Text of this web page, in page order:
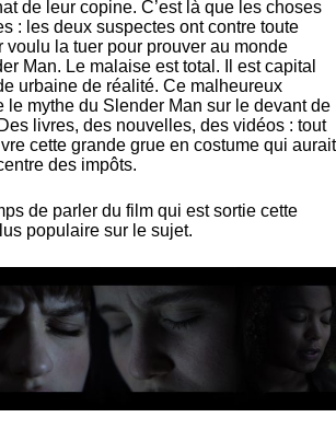
de leur copine. C’est là que les choses
: les deux suspectes ont contre toute
voulu la tuer pour prouver au monde
Man. Le malaise est total. Il est capital
urbaine de réalité. Ce malheureux
le mythe du Slender Man sur le devant de
livres, des nouvelles, des vidéos : tout
cette grande grue en costume qui aurait
des impôts.
de parler du film qui est sortie cette
populaire sur le sujet.